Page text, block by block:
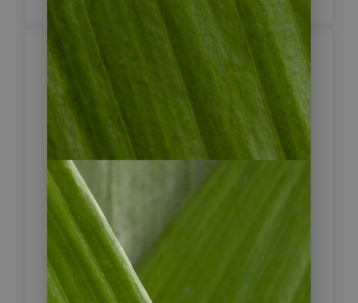
Chachapoyas –
Mit dem Bus erreichen Sie heute
Tarapoto, eine Urwaldstadt auch als
„Stadt der Palmen“ bekannt, inmitten
einer sehr reizvollen Landschaft. Der
Naturfreund findet hier unzählige
und sehr schöne Wasserfälle,
weshalb Tarapoto auch „Land der
Wasserfälle” genannt wird.